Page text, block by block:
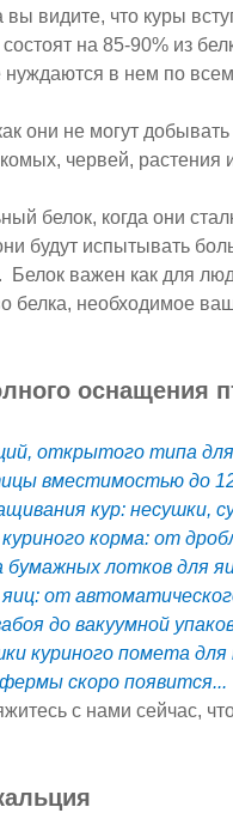
вы видите, что куры
состоят на 85-90% из
нуждаются в нем по
они не могут
червей,
белок, когда они
будут испытывать
Белок важен как для
белка, необходимое
оснащения
открытого типа
вместимостью до
кур:
корма: от
бумажных лотков для
от
до вакуумной
куриного помета
скоро появится...
с нами сейчас,